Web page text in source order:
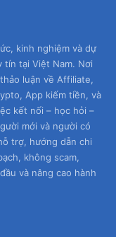
kinh nghiệm và dự
tín tại Việt Nam. Nơi
luận về Affiliate,
App kiếm tiền, và
kết nối – học hỏi –
mới và người có
trợ, hướng dẫn chi
không scam,
và nâng cao hành